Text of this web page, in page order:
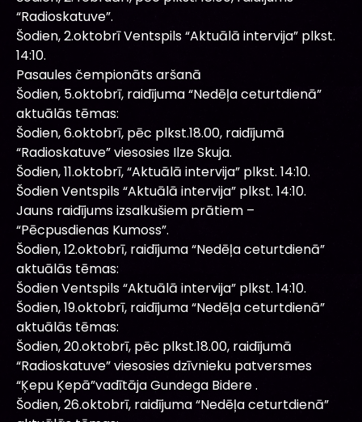
“Radioskatuve”.
Šodien, 2.oktobrī Ventspils “Aktuālā intervija” plkst.
14:10.
Pasaules čempionāts aršanā
Šodien, 5.oktobrī, raidījuma “Nedēļa ceturtdienā”
aktuālās tēmas:
Šodien, 6.oktobrī, pēc plkst.18.00, raidījumā
“Radioskatuve” viesosies Ilze Skuja.
Šodien, 11.oktobrī, “Aktuālā intervija” plkst. 14:10.
Šodien Ventspils “Aktuālā intervija” plkst. 14:10.
Jauns raidījums izsalkušiem prātiem –
“Pēcpusdienas Kumoss”.
Šodien, 12.oktobrī, raidījuma “Nedēļa ceturtdienā”
aktuālās tēmas:
Šodien Ventspils “Aktuālā intervija” plkst. 14:10.
Šodien, 19.oktobrī, raidījuma “Nedēļa ceturtdienā”
aktuālās tēmas:
Šodien, 20.oktobrī, pēc plkst.18.00, raidījumā
“Radioskatuve” viesosies dzīvnieku patversmes
“Ķepu Ķepā”vadītāja Gundega Bidere .
Šodien, 26.oktobrī, raidījuma “Nedēļa ceturtdienā”